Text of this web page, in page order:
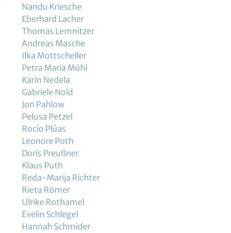
Nandu Kriesche
Eberhard Lacher
Thomas Lemnitzer
Andreas Masche
Ilka Mottscheller
Petra Maria Mühl
Karin Nedela
Gabriele Nold
Jon Pahlow
Pelusa Petzel
Rocío Plúas
Leonore Poth
Doris Preußner
Klaus Puth
Reda-Marija Richter
Rieta Römer
Ulrike Rothamel
Evelin Schlegel
Hannah Schmider